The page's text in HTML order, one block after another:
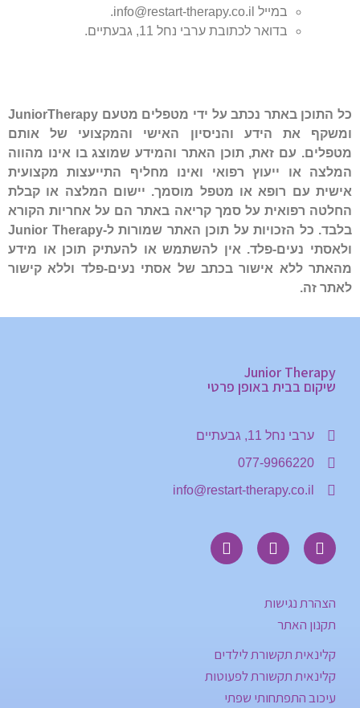
במייל info@restart-therapy.co.il.
בדואר לכתובת ערבי נחל 11, גבעתיים.
כל התוכן באתר נכתב על ידי מטפלים מטעם JuniorTherapy
ומשקף את הידע והניסיון האישי והמקצועי של אותם
מטפלים. עם זאת, תוכן האתר והמידע שמוצג בו אינו מהווה
המלצה או ייעוץ רפואי ואינו מחליף התייעצות מקצועית
אישית עם רופא או מטפל מוסמך. יישום המלצה או קבלת
החלטה רפואית על סמך קריאה באתר הם על אחריות הקורא
בלבד. כל הזכויות על תוכן האתר שמורות ל-Junior Therapy
ולאסתי נעים-פלד. אין להשתמש או להעתיק תוכן או מידע
מהאתר ללא אישור בכתב של אסתי נעים-פלד וללא קישור
לאתר זה.
Junior Therapy
שיקום בבית באופן פרטי
ערבי נחל 11, גבעתיים
077-9966220
info@restart-therapy.co.il
הצהרת נגישות
תקנון האתר
קלינאית תקשורת לילדים
קלינאית תקשורת לפעוטות
עיכוב התפתחותי שפתי